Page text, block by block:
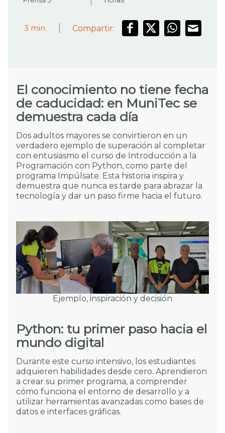
3 min. Compartir:
El conocimiento no tiene fecha
de caducidad: en MuniTec se
demuestra cada día
Dos adultos mayores se convirtieron en un
verdadero ejemplo de superación al completar
con entusiasmo el curso de Introducción a la
Programación con Python, como parte del
programa Impúlsate. Esta historia inspira y
demuestra que nunca es tarde para abrazar la
tecnología y dar un paso firme hacia el futuro.
Ejemplo, inspiración y decisión
Python: tu primer paso hacia el
mundo digital
Durante este curso intensivo, los estudiantes
adquieren habilidades desde cero. Aprendieron
a crear su primer programa, a comprender
cómo funciona el entorno de desarrollo y a
utilizar herramientas avanzadas como bases de
datos e interfaces gráficas.